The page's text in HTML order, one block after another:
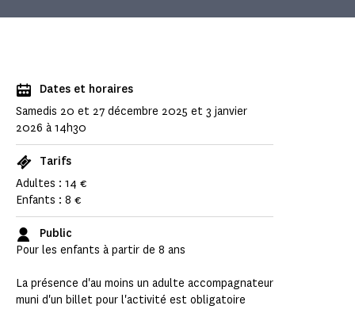
Dates et horaires
Samedis 20 et 27 décembre 2025 et 3 janvier
2026 à 14h30
Tarifs
Adultes : 14 €
Enfants : 8 €
Public
Pour les enfants à partir de 8 ans
La présence d'au moins un adulte accompagnateur
muni d'un billet pour l'activité est obligatoire